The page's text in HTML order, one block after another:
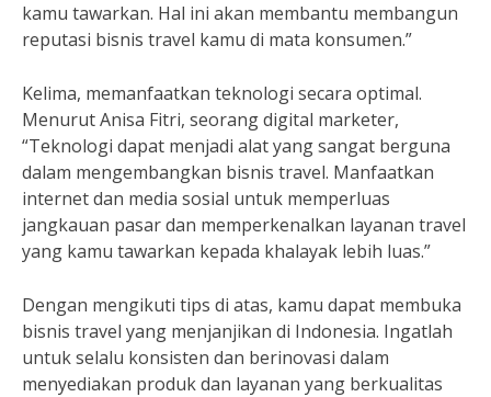
kamu tawarkan. Hal ini akan membantu membangun
reputasi bisnis travel kamu di mata konsumen.”
Kelima, memanfaatkan teknologi secara optimal.
Menurut Anisa Fitri, seorang digital marketer,
“Teknologi dapat menjadi alat yang sangat berguna
dalam mengembangkan bisnis travel. Manfaatkan
internet dan media sosial untuk memperluas
jangkauan pasar dan memperkenalkan layanan travel
yang kamu tawarkan kepada khalayak lebih luas.”
Dengan mengikuti tips di atas, kamu dapat membuka
bisnis travel yang menjanjikan di Indonesia. Ingatlah
untuk selalu konsisten dan berinovasi dalam
menyediakan produk dan layanan yang berkualitas